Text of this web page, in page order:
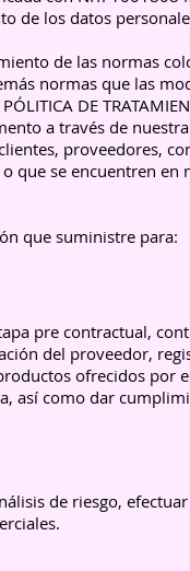
de los datos
de las normas
normas que las
DE
a través de
proveedores,
que se encuentren
que suministre para:
pre contractual,
del proveedor,
ofrecidos por
así como dar
de riesgo,